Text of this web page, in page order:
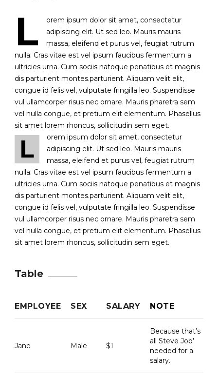
L
orem ipsum dolor sit amet, consectetur
adipiscing elit. Ut sed leo. Mauris mauris
massa, eleifend et purus vel, feugiat rutrum
nulla. Cras vitae est vel ipsum faucibus fermentum a
ultricies urna. Cum sociis natoque penatibus et magnis
dis parturient montes.parturient. Aliquam velit elit,
congue id felis vel, vulputate fringilla leo. Suspendisse
vul ullamcorper risus nec ornare. Mauris pharetra sem
vel nulla congue, et pretium elit elementum. Phasellus
sit amet lorem rhoncus, sollicitudin sem eget.
L
orem ipsum dolor sit amet, consectetur
adipiscing elit. Ut sed leo. Mauris mauris
massa, eleifend et purus vel, feugiat rutrum
nulla. Cras vitae est vel ipsum faucibus fermentum a
ultricies urna. Cum sociis natoque penatibus et magnis
dis parturient montes.parturient. Aliquam velit elit,
congue id felis vel, vulputate fringilla leo. Suspendisse
vul ullamcorper risus nec ornare. Mauris pharetra sem
vel nulla congue, et pretium elit elementum. Phasellus
sit amet lorem rhoncus, sollicitudin sem eget.
Table
EMPLOYEE SEX SALARY NOTE
Jane Male $1
Because that’s
all Steve Job’
needed for a
salary.